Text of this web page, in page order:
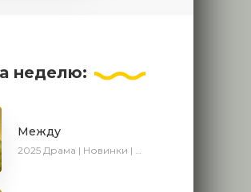
неделю:
Между
2025 Драма | Новинки | Сериалы 2025